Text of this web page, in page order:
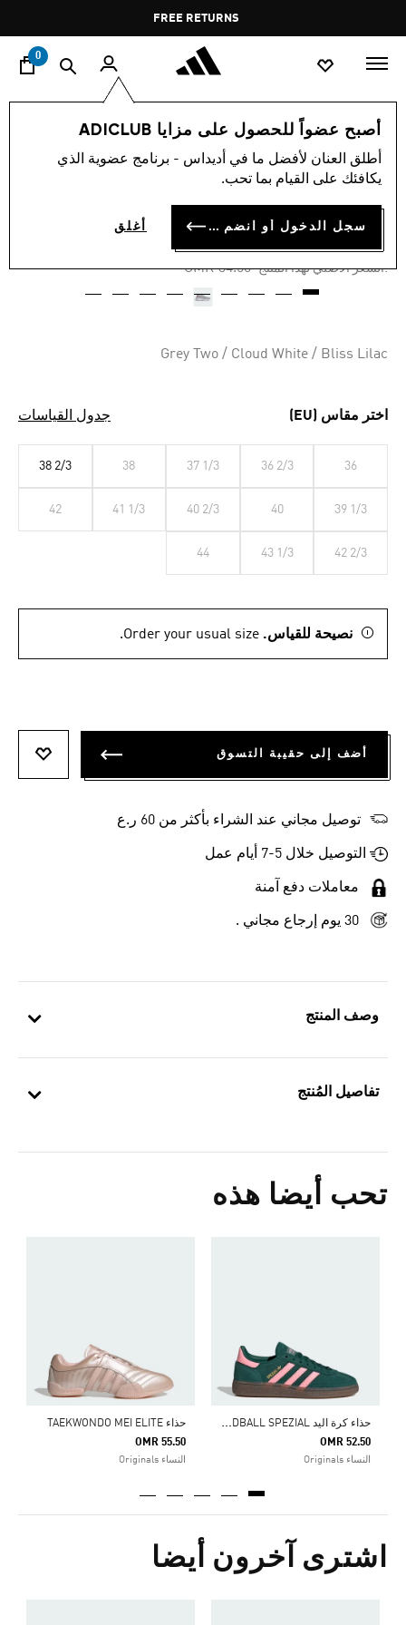
Pause
promotion
rotation
FREE RETURNS
0
أصبح عضواً للحصول على مزايا ADICLUB
أطلق العنان لأفضل ما في أديداس - برنامج عضوية الذي
يكافئك على القيام بما تحب.
سجل الدخول أو انضم الآن أغلق
وصف المنتج
تفاصيل المُنتج
تحب أيضا هذه
ح
ذاء كرة اليد HANDBALL SPEZIAL
OMR 52.50
النساء Originals
حذاء TAEKWONDO MEI ELITE
OMR 55.50
النساء Originals
اشترى آخرون أيضا
النساء
-20%
حذاء CLOUDFOAM GO SOCK
OMR 25.88
:السعر الأصلي لهذا المنتج Price reduced from
OMR 34.50
to
Grey Two / Cloud White / Bliss Lilac
اختر مقاس (EU) جدول القياسات
36
36 2/3
37 1/3
38
38 2/3
39 1/3
40
40 2/3
41 1/3
42
42 2/3
43 1/3
44
نصيحة للقياس. Order your usual size.
أضف إلى حقيبة التسوق
توصيل مجاني عند الشراء بأكثر من 60 ر.ع
التوصيل خلال 5-7 أيام عمل
معاملات دفع آمنة